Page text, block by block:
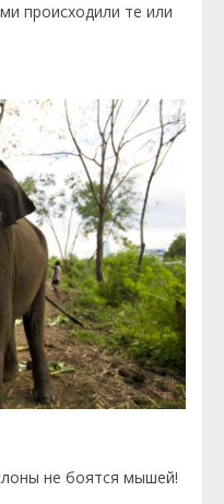
происходили те или
не боятся мышей!